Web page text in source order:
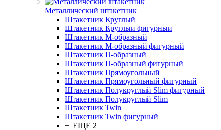
Металлический штакетник
Штакетник Круглый
Штакетник Круглый фигурный
Штакетник М-образный
Штакетник М-образный фигурный
Штакетник П-образный
Штакетник П-образный фигурный
Штакетник Прямоугольный
Штакетник Прямоугольный фигурный
Штакетник Полукруглый Slim фигурный
Штакетник Полукруглый Slim
Штакетник Twin
Штакетник Twin фигурный
+ ЕЩЕ 2